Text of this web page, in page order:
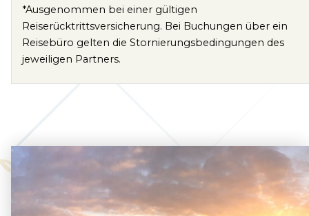
*Ausgenommen bei einer gültigen
Reiserücktrittsversicherung. Bei Buchungen über ein
Reisebüro gelten die Stornierungsbedingungen des
jeweiligen Partners.